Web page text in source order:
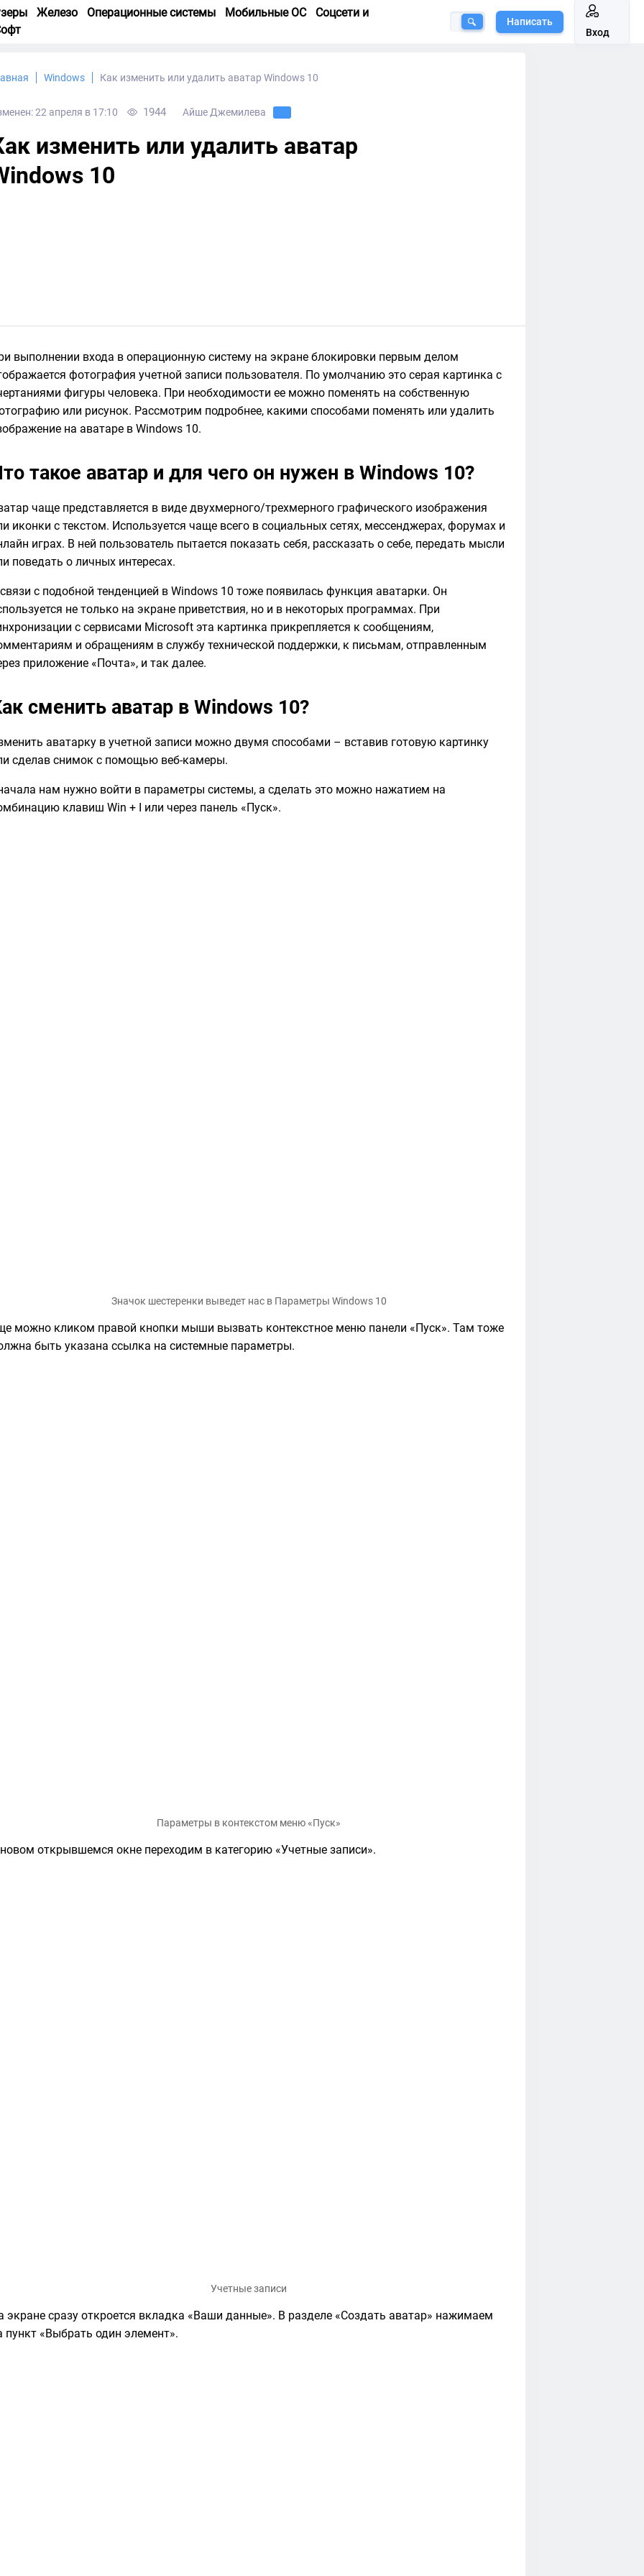
Железо Операционные системы Мобильные ОС
Соцсети и
Написать
Вход
Windows Как изменить или удалить аватар Windows 10
22 апреля в 17:10 1944 Айше Джемилева
изменить или удалить аватар
10
выполнении входа в операционную систему на экране блокировки первым делом
фотография учетной записи пользователя. По умолчанию это серая картинка с
фигуры человека. При необходимости ее можно поменять на собственную
или рисунок. Рассмотрим подробнее, какими способами поменять или удалить
на аватаре в Windows 10.
такое аватар и для чего он нужен в Windows 10?
чаще представляется в виде двухмерного/трехмерного графического изображения
иконки с текстом. Используется чаще всего в социальных сетях, мессенджерах, форумах и
играх. В ней пользователь пытается показать себя, рассказать о себе, передать мысли
поведать о личных интересах.
с подобной тенденцией в Windows 10 тоже появилась функция аватарки. Он
не только на экране приветствия, но и в некоторых программах. При
с сервисами Microsoft эта картинка прикрепляется к сообщениям,
и обращениям в службу технической поддержки, к письмам, отправленным
приложение «Почта», и так далее.
сменить аватар в Windows 10?
аватарку в учетной записи можно двумя способами – вставив готовую картинку
сделав снимок с помощью веб-камеры.
нам нужно войти в параметры системы, а сделать это можно нажатием на
клавиш Win + I или через панель «Пуск».
Значок шестеренки выведет нас в Параметры Windows 10
можно кликом правой кнопки мыши вызвать контекстное меню панели «Пуск». Там тоже
быть указана ссылка на системные параметры.
Параметры в контекстом меню «Пуск»
открывшемся окне переходим в категорию «Учетные записи».
Учетные записи
экране сразу откроется вкладка «Ваши данные». В разделе «Создать аватар» нажимаем
пункт «Выбрать один элемент».